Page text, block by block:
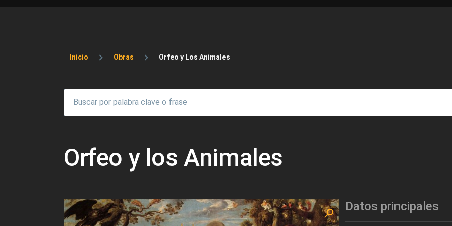
Sobrescribir enlaces de ayuda a la navegación
Inicio Obras Orfeo y Los Animales
Orfeo y los Animales
Datos principales